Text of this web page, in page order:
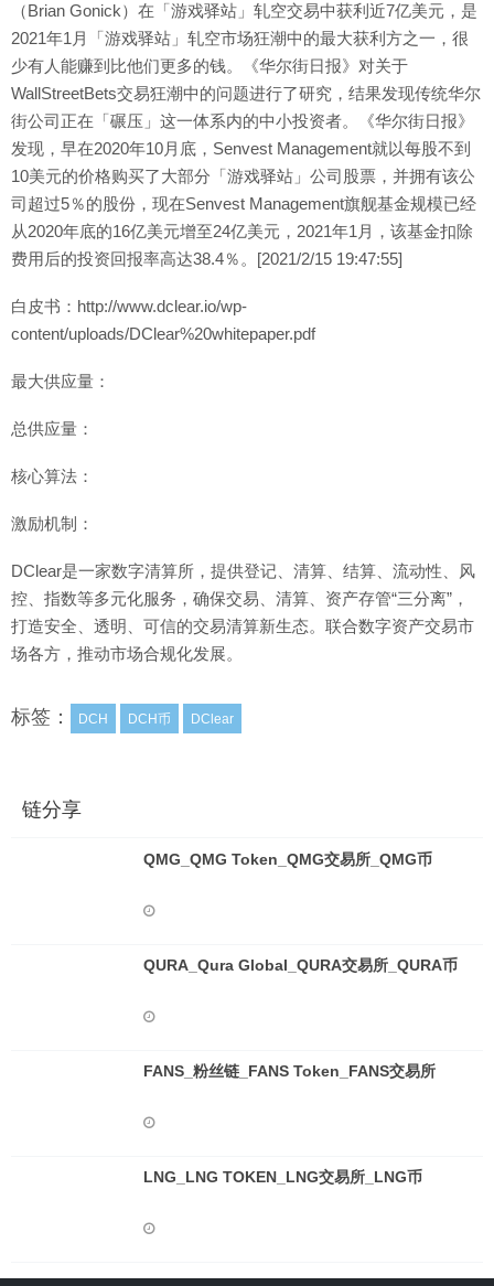
（Brian Gonick）在「游戏驿站」轧空交易中获利近7亿美元，是
2021年1月「游戏驿站」轧空市场狂潮中的最大获利方之一，很
少有人能赚到比他们更多的钱。《华尔街日报》对关于
WallStreetBets交易狂潮中的问题进行了研究，结果发现传统华尔
街公司正在「碾压」这一体系内的中小投资者。《华尔街日报》
发现，早在2020年10月底，Senvest Management就以每股不到
10美元的价格购买了大部分「游戏驿站」公司股票，并拥有该公
司超过5％的股份，现在Senvest Management旗舰基金规模已经
从2020年底的16亿美元增至24亿美元，2021年1月，该基金扣除
费用后的投资回报率高达38.4％。[2021/2/15 19:47:55]
白皮书：http://www.dclear.io/wp-
content/uploads/DClear%20whitepaper.pdf
最大供应量：
总供应量：
核心算法：
激励机制：
DClear是一家数字清算所，提供登记、清算、结算、流动性、风
控、指数等多元化服务，确保交易、清算、资产存管“三分离”，
打造安全、透明、可信的交易清算新生态。联合数字资产交易市
场各方，推动市场合规化发展。
标签： DCH DCH币 DClear
链分享
QMG_QMG Token_QMG交易所_QMG币
QURA_Qura Global_QURA交易所_QURA币
FANS_粉丝链_FANS Token_FANS交易所
LNG_LNG TOKEN_LNG交易所_LNG币